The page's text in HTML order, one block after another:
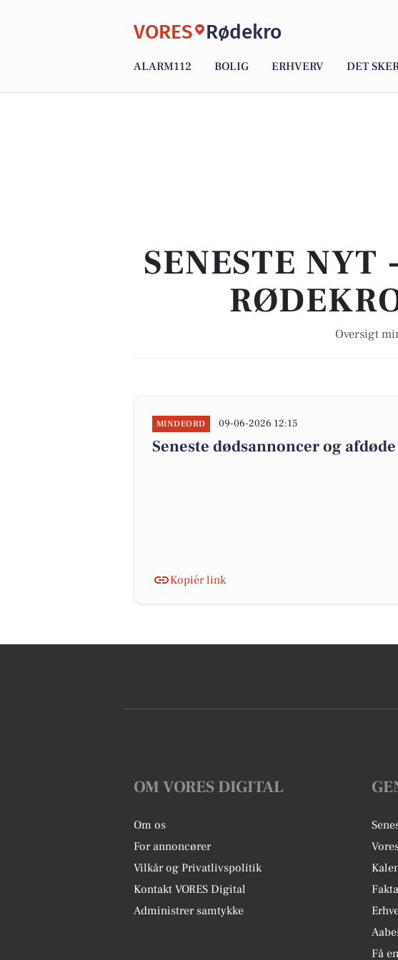
VORES Rødekro
ALARM112 BOLIG ERHVERV DET
SENESTE
Oversigt
MINDEORD 09-06-2026 12:15
Seneste dødsannoncer og
Kopiér link
OM VORES DIGITAL
Om os
For annoncører
Vilkår og Privatlivspolitik
Kontakt VORES Digital
Administrer samtykke
Få